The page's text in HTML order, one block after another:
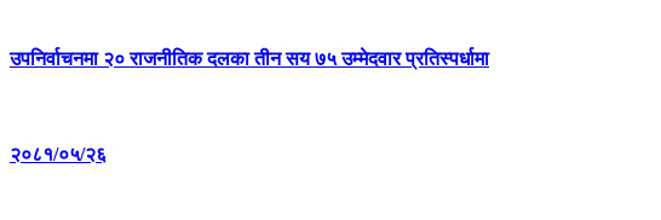
उपनिर्वाचनमा २० राजनीतिक दलका तीन सय ७५ उम्मेदवार प्रतिस्पर्धामा
२०८१/०५/२६